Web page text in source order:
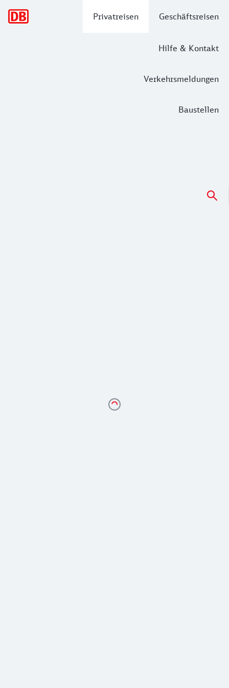
Privatreisen Geschäftsreisen
Hilfe & Kontakt
Verkehrsmeldungen
Baustellen